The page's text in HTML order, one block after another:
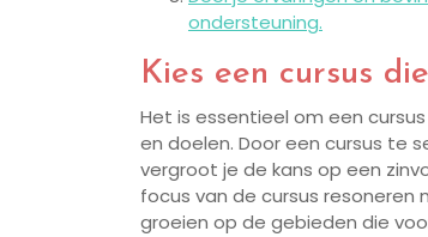
ondersteuning.
Kies een cursus
Het is essentieel om een
en doelen. Door een cursus te
vergroot je de kans op een
focus van de cursus
groeien op de gebieden die